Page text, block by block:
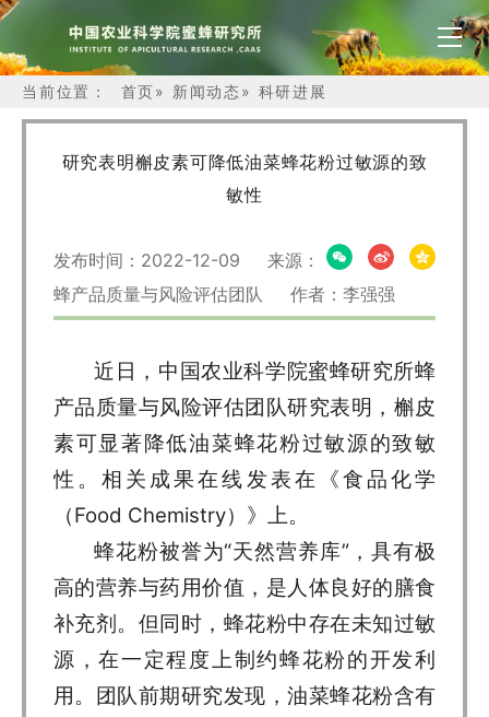
当前位置： 首页» 新闻动态» 科研进展
研究表明槲皮素可降低油菜蜂花粉过敏源的致
敏性
发布时间：2022-12-09 来源：
蜂产品质量与风险评估团队 作者：李强强
近日，中国农业科学院蜜蜂研究所蜂
产品质量与风险评估团队研究表明，槲皮
素可显著降低油菜蜂花粉过敏源的致敏
性。相关成果在线发表在《食品化学
（Food Chemistry）》上。
蜂花粉被誉为“天然营养库”，具有极
高的营养与药用价值，是人体良好的膳食
补充剂。但同时，蜂花粉中存在未知过敏
源，在一定程度上制约蜂花粉的开发利
用。团队前期研究发现，油菜蜂花粉含有